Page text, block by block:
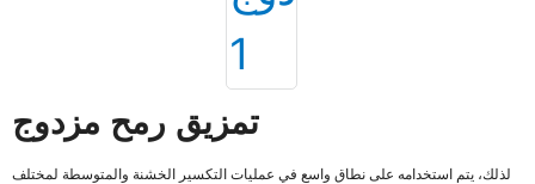
تمزيق رمح مزدوج
لذلك، يتم استخدامه على نطاق واسع في عمليات التكسير الخشنة والمتوسطة لمختلف